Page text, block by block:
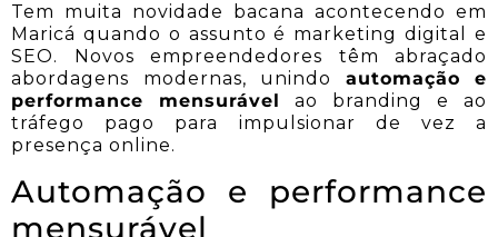
Tem muita novidade bacana acontecendo em
Maricá quando o assunto é marketing digital e
SEO. Novos empreendedores têm abraçado
abordagens modernas, unindo automação e
performance mensurável
ao branding e ao
tráfego pago para impulsionar de vez a
presença online.
Automação e performance
mensurável